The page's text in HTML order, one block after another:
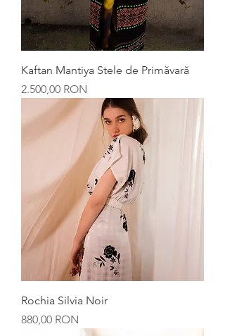
Kaftan Mantiya Stele de Primăvară
Preț
2.500,00 RON
Rochia Silvia Noir
Preț
880,00 RON